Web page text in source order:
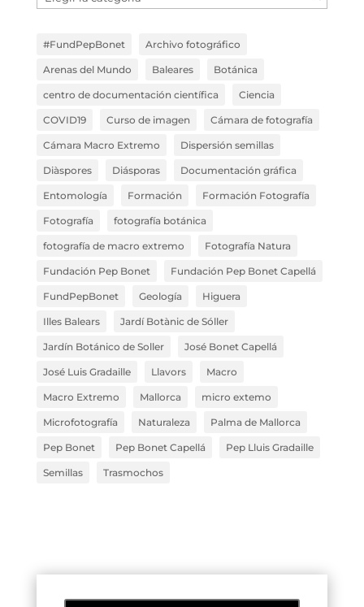
#FundPepBonet Archivo fotográfico
Arenas del Mundo Baleares Botánica
centro de documentación científica Ciencia
COVID19 Curso de imagen Cámara de fotografía
Cámara Macro Extremo Dispersión semillas
Diàspores Diásporas Documentación gráfica
Entomología Formación Formación Fotografía
Fotografía fotografía botánica
fotografía de macro extremo Fotografía Natura
Fundación Pep Bonet Fundación Pep Bonet Capellá
FundPepBonet Geología Higuera
Illes Balears Jardí Botànic de Sóller
Jardín Botánico de Soller José Bonet Capellá
José Luis Gradaille Llavors Macro
Macro Extremo Mallorca micro extemo
Microfotografía Naturaleza Palma de Mallorca
Pep Bonet Pep Bonet Capellá Pep Lluis Gradaille
Semillas Trasmochos